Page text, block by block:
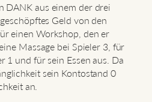
DANK aus einem der drei
Geld von den
einen Workshop, den er
Massage bei Spieler 3, für
1 und für sein Essen aus. Da
sein Kontostand 0
an.